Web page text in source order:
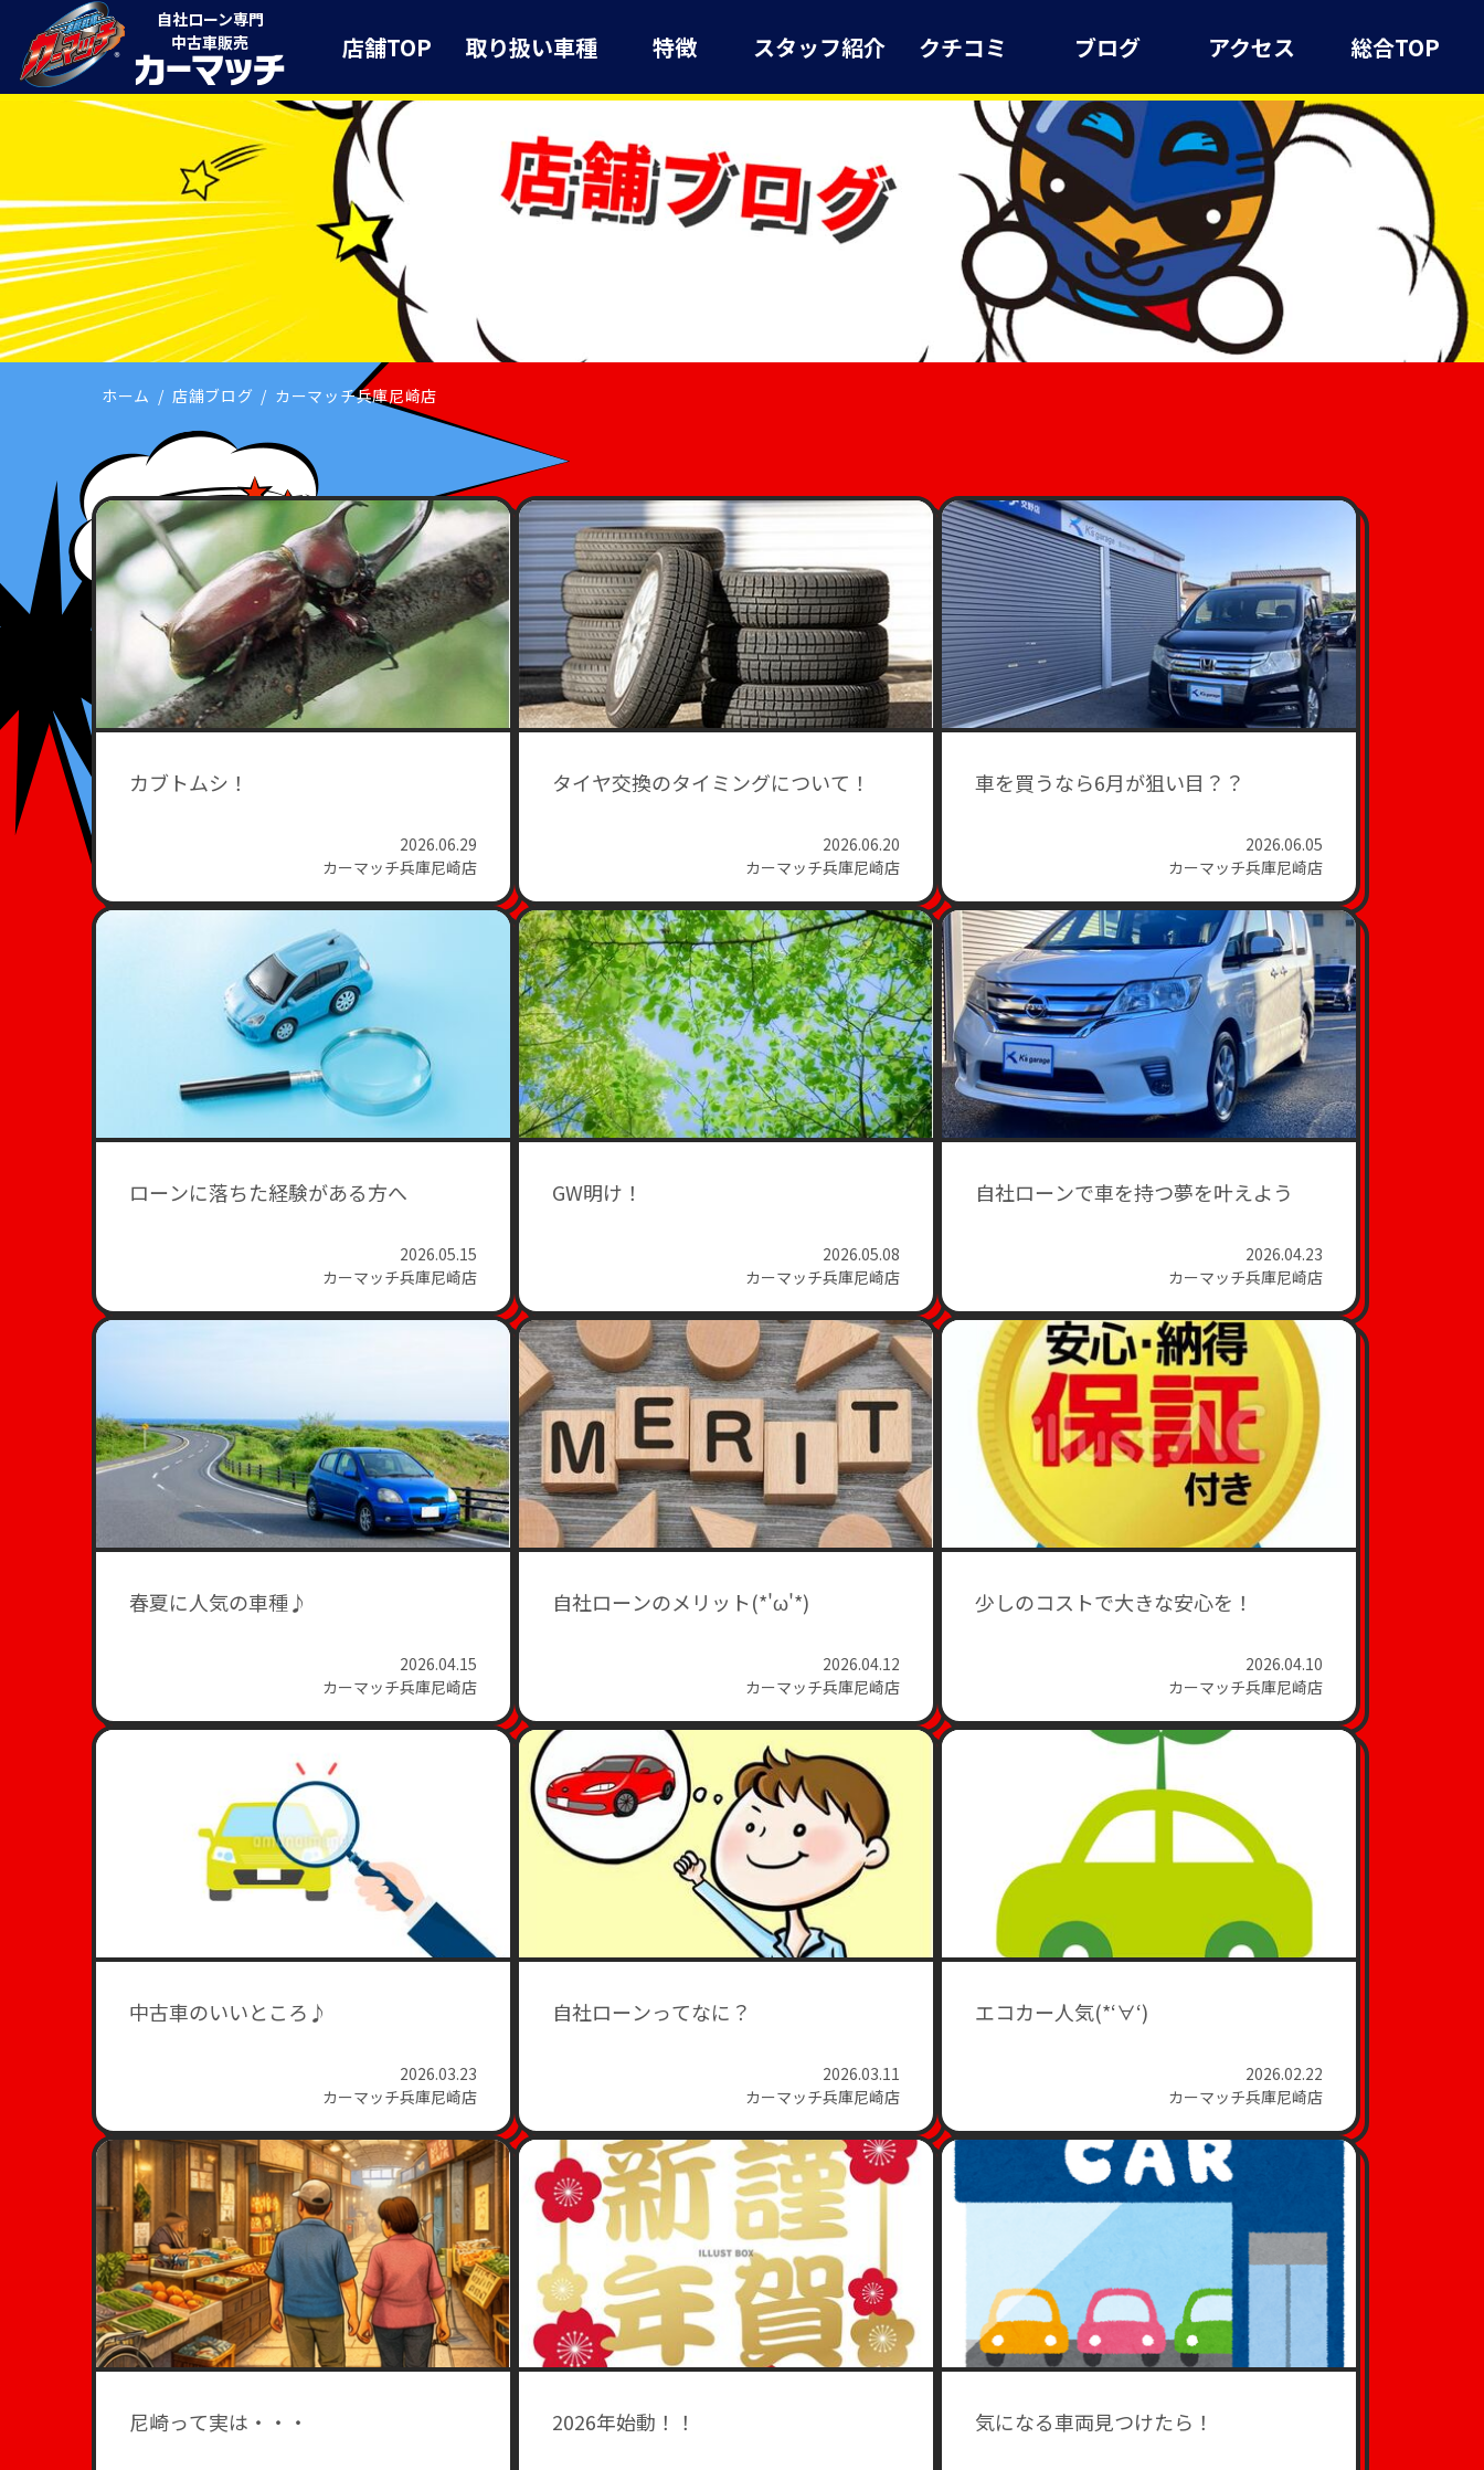
自社ローン専門
中古車販売
店舗TOP 取り扱い車種 特徴 スタッフ紹介 クチコミ ブログ アクセス 総合TOP
ホーム 店舗ブログ カーマッチ兵庫尼崎店
カブトムシ！
2026.06.29
カーマッチ兵庫尼崎店
タイヤ交換のタイミングについて！
2026.06.20
カーマッチ兵庫尼崎店
車を買うなら6月が狙い目？？
2026.06.05
カーマッチ兵庫尼崎店
ローンに落ちた経験がある方へ
2026.05.15
カーマッチ兵庫尼崎店
GW明け！
2026.05.08
カーマッチ兵庫尼崎店
自社ローンで車を持つ夢を叶えよう
2026.04.23
カーマッチ兵庫尼崎店
春夏に人気の車種♪
2026.04.15
カーマッチ兵庫尼崎店
自社ローンのメリット(*'ω'*)
2026.04.12
カーマッチ兵庫尼崎店
少しのコストで大きな安心を！
2026.04.10
カーマッチ兵庫尼崎店
中古車のいいところ♪
2026.03.23
カーマッチ兵庫尼崎店
自社ローンってなに？
2026.03.11
カーマッチ兵庫尼崎店
エコカー人気(*‘∀‘)
2026.02.22
カーマッチ兵庫尼崎店
尼崎って実は・・・ 2026年始動！！ 気になる車両見つけたら！